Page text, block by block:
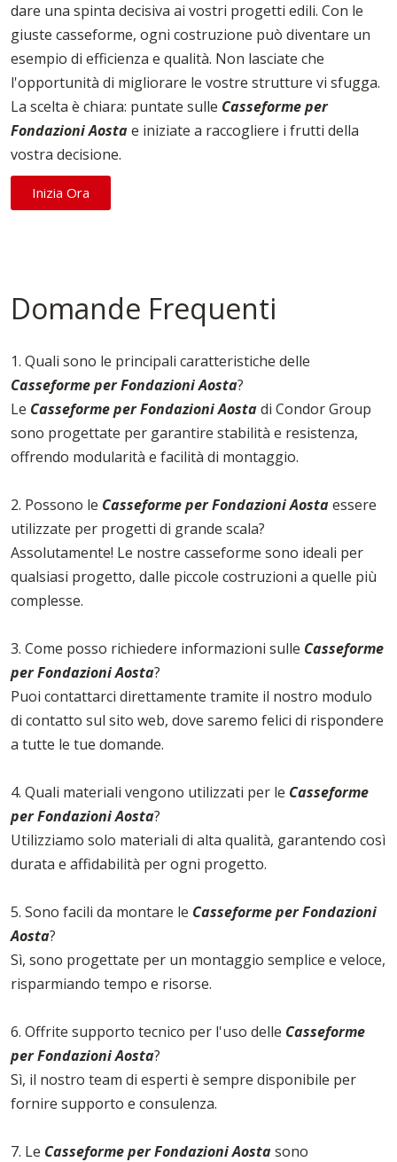
dare una spinta decisiva ai vostri progetti edili. Con le
giuste casseforme, ogni costruzione può diventare un
esempio di efficienza e qualità. Non lasciate che
l'opportunità di migliorare le vostre strutture vi sfugga.
La scelta è chiara: puntate sulle Casseforme per
Fondazioni Aostae iniziate a raccogliere i frutti della
vostra decisione.
Inizia Ora
Domande Frequenti
1. Quali sono le principali caratteristiche delle
Casseforme per Fondazioni Aosta?
Le Casseforme per Fondazioni Aostadi Condor Group
sono progettate per garantire stabilità e resistenza,
offrendo modularità e facilità di montaggio.
2. Possono le Casseforme per Fondazioni Aostaessere
utilizzate per progetti di grande scala?
Assolutamente! Le nostre casseforme sono ideali per
qualsiasi progetto, dalle piccole costruzioni a quelle più
complesse.
3. Come posso richiedere informazioni sulle Casseforme
per Fondazioni Aosta?
Puoi contattarci direttamente tramite il nostro modulo
di contatto sul sito web, dove saremo felici di rispondere
a tutte le tue domande.
4. Quali materiali vengono utilizzati per le Casseforme
per Fondazioni Aosta?
Utilizziamo solo materiali di alta qualità, garantendo così
durata e affidabilità per ogni progetto.
5. Sono facili da montare le Casseforme per Fondazioni
Aosta?
Sì, sono progettate per un montaggio semplice e veloce,
risparmiando tempo e risorse.
6. Offrite supporto tecnico per l'uso delle Casseforme
per Fondazioni Aosta?
Sì, il nostro team di esperti è sempre disponibile per
fornire supporto e consulenza.
7. Le Casseforme per Fondazioni Aostasono